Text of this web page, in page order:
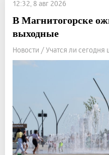
12:32, 8 авг 2026
В Магнитогорске
выходные
Новости / Учатся ли сегодня